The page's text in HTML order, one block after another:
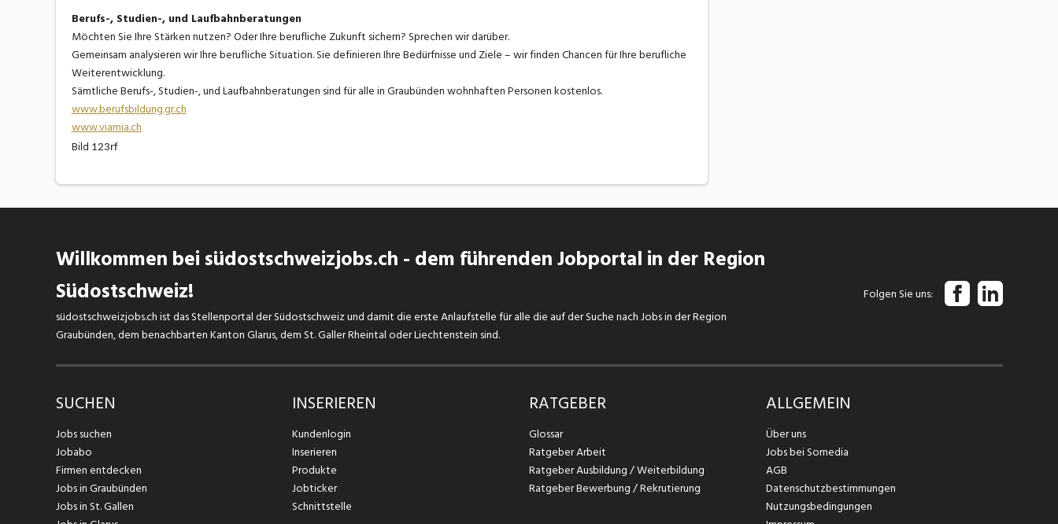
Berufs-, Studien-, und Laufbahnberatungen
Möchten Sie Ihre Stärken nutzen? Oder Ihre berufliche Zukunft sichern? Sprechen wir darüber.
Gemeinsam analysieren wir Ihre berufliche Situation. Sie definieren Ihre Bedürfnisse und Ziele – wir finden Chancen für Ihre berufliche
Weiterentwicklung.
Sämtliche Berufs-, Studien-, und Laufbahnberatungen sind für alle in Graubünden wohnhaften Personen kostenlos.
www.berufsbildung.gr.ch
www.viamia.ch
Bild 123rf
Willkommen bei südostschweizjobs.ch - dem führenden Jobportal in der Region
Südostschweiz!
südostschweizjobs.ch ist das Stellenportal der Südostschweiz und damit die erste Anlaufstelle für alle die auf der Suche nach Jobs in der Region
Graubünden, dem benachbarten Kanton Glarus, dem St. Galler Rheintal oder Liechtenstein sind.
Folgen Sie uns
SUCHEN
Jobs suchen
Jobabo
Firmen entdecken
Jobs in Graubünden
Jobs in St. Gallen
INSERIEREN
Kundenlogin
Inserieren
Produkte
Jobticker
Schnittstelle
RATGEBER
Glossar
Ratgeber Arbeit
Ratgeber Ausbildung / Weiterbildung
Ratgeber Bewerbung / Rekrutierung
ALLGEMEIN
Über uns
Jobs bei Somedia
AGB
Datenschutzbestimmungen
Nutzungsbedingungen